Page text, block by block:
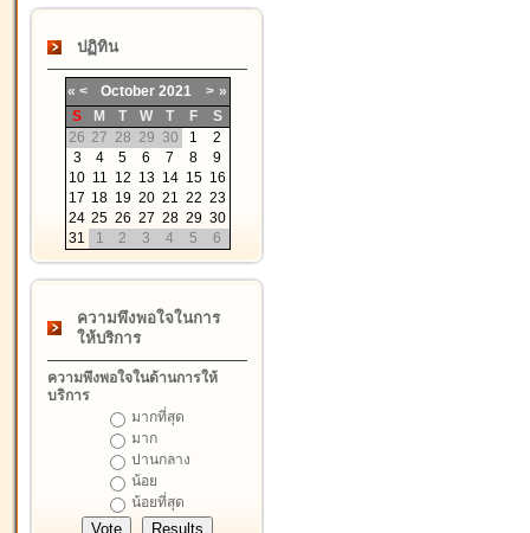
ปฏิทิน
« < October 2021 > »
S
M T W T F
S
26 27 28 29 30 1
2
3
4 5 6 7 8
9
10 11 12 13 14 15 16
17 18 19 20 21 22 23
24 25 26 27 28 29 30
31
1 2 3 4 5 6
ความพึงพอใจในการ
ให้บริการ
ความพึงพอใจในด้านการให้
บริการ
มากที่สุด
มาก
ปานกลาง
น้อย
น้อยที่สุด